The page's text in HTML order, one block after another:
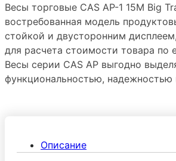
Весы торговые CAS AP-1 15M Big
востребованная модель
стойкой и двусторонним
для расчета стоимости товара по
Весы серии CAS AP выгодно
функциональностью, надежностью
Описание